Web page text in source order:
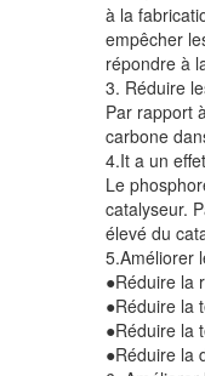
à la
empêcher
répondre à
3. Réduire
Par rapport
carbone
4.It a un
Le
catalyseur.
élevé du
5.Améliorer
●Réduire la
●Réduire la
●Réduire la
●Réduire la